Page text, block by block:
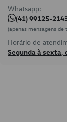
Whatsapp:
(41) 99125-
(apenas mensagens de
Horário de
Segunda à sexta,